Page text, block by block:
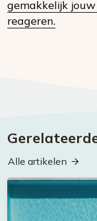
gemakkelijk
reageren.
Alle artikelen